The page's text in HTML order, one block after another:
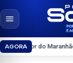
Pular para o conteúdo
Abrir menu
AGORA
Maranhão recebe